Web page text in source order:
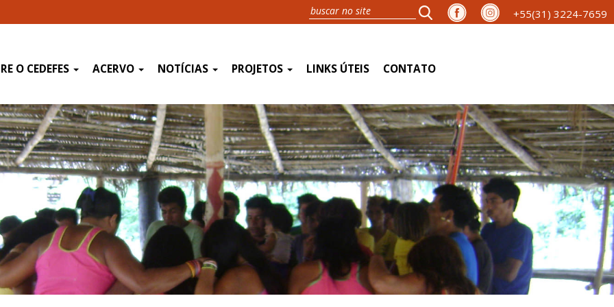
+55(31) 3224-7659
O CEDEFES ACERVO NOTÍCIAS PROJETOS LINKS ÚTEIS CONTATO